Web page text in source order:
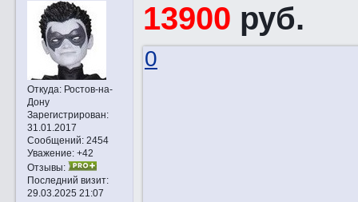
Откуда:Ростов-на-
Дону
Зарегистрирован:
31.01.2017
Сообщений:2454
Уважение: +42
Отзывы:
Последний визит:
29.03.2025 21:07
13900 руб.
0